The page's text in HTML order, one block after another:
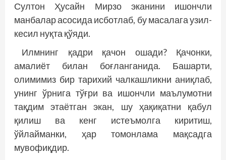
Султон Ҳусайн Мирзо эканини ишончли
манбалар асосида исботлаб, бу масалага узил-
кесил нуқта қўяди.
Илмнинг қадри қачон ошади? Қачонки,
амалиёт билан боғланганида. Башарти,
олимимиз бир тарихий чалкашликни аниқлаб,
унинг ўрнига тўғри ва ишончли маълумотни
тақдим этаётган экан, шу ҳақиқатни қабул
қилиш ва кенг истеъмолга киритиш,
ўйлайманки, ҳар томонлама мақсадга
мувофиқдир.